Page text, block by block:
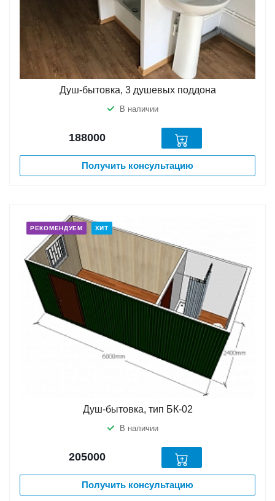
Душ-бытовка, 3 душевых поддона
В наличии
188000
Получить консультацию
РЕКОМЕНДУЕМ ХИТ
Душ-бытовка, тип БК-02
В наличии
205000
Получить консультацию